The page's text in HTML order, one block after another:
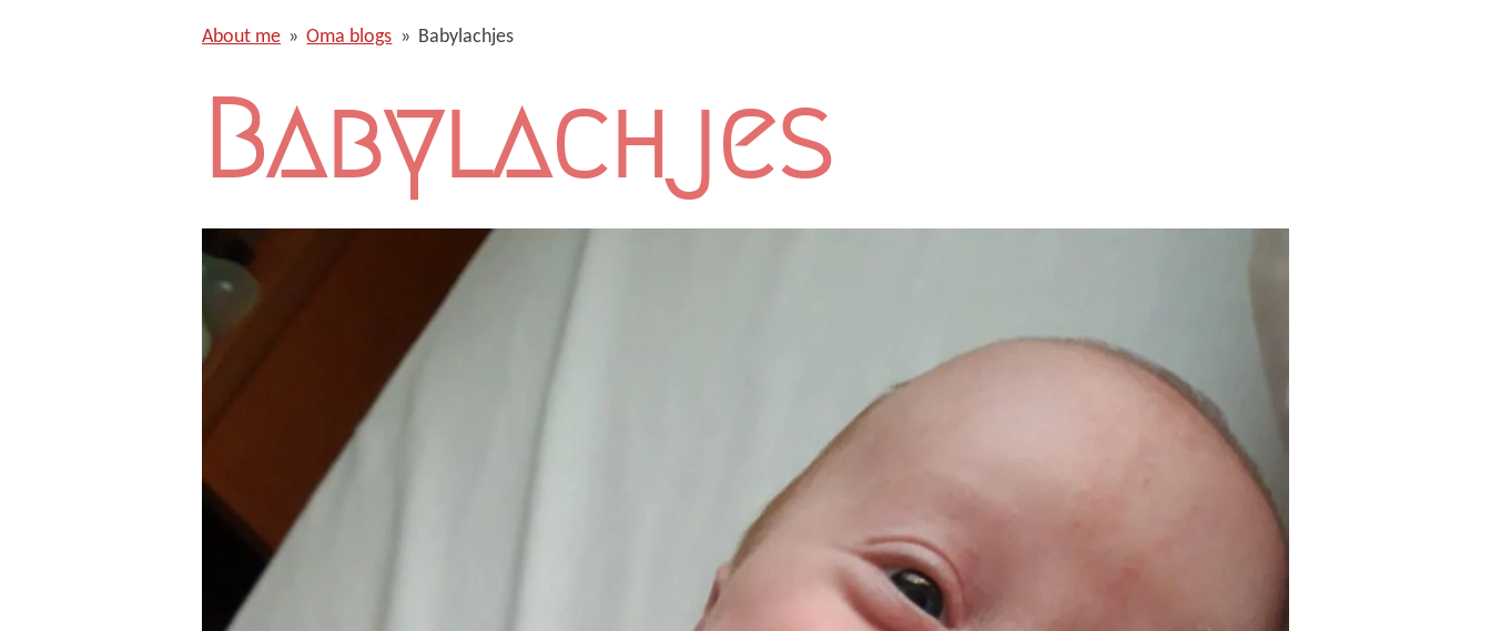
About me » Oma blogs » Babylachjes
Babylachjes